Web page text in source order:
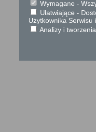
Wymagane -
Ułatwiające -
Użytkownika
Analizy i